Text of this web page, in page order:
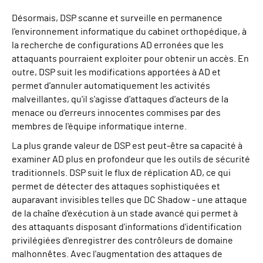
Désormais, DSP scanne et surveille en permanence
l'environnement informatique du cabinet orthopédique, à
la recherche de configurations AD erronées que les
attaquants pourraient exploiter pour obtenir un accès. En
outre, DSP suit les modifications apportées à AD et
permet d'annuler automatiquement les activités
malveillantes, qu'il s'agisse d'attaques d'acteurs de la
menace ou d'erreurs innocentes commises par des
membres de l'équipe informatique interne.
La plus grande valeur de DSP est peut-être sa capacité à
examiner AD plus en profondeur que les outils de sécurité
traditionnels. DSP suit le flux de réplication AD, ce qui
permet de détecter des attaques sophistiquées et
auparavant invisibles telles que DC Shadow - une attaque
de la chaîne d'exécution à un stade avancé qui permet à
des attaquants disposant d'informations d'identification
privilégiées d'enregistrer des contrôleurs de domaine
malhonnêtes. Avec l'augmentation des attaques de